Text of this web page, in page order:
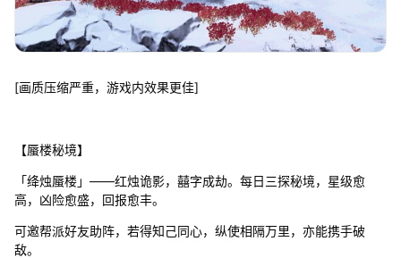
[画质压缩严重，游戏内效果更佳]
【蜃楼秘境】
「绛烛蜃楼」——红烛诡影，囍字成劫。每日三探秘境，星级愈
高，凶险愈盛，回报愈丰。
可邀帮派好友助阵，若得知己同心，纵使相隔万里，亦能携手破
敌。